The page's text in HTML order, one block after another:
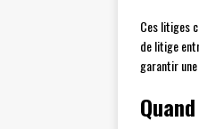
Ces litiges
de litige
garantir